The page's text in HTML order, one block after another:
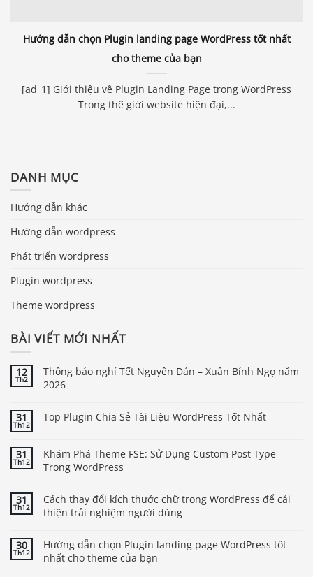
Hướng dẫn chọn Plugin landing page WordPress tốt nhất
cho theme của bạn
[ad_1] Giới thiệu về Plugin Landing Page trong WordPress
Trong thế giới website hiện đại,...
DANH MỤC
Hướng dẫn khác
Hướng dẫn wordpress
Phát triển wordpress
Plugin wordpress
Theme wordpress
BÀI VIẾT MỚI NHẤT
12
Th2
Thông báo nghỉ Tết Nguyên Đán – Xuân Bính Ngọ năm
2026
31
Th12
Top Plugin Chia Sẻ Tài Liệu WordPress Tốt Nhất
31
Th12
Khám Phá Theme FSE: Sử Dụng Custom Post Type
Trong WordPress
31
Th12
Cách thay đổi kích thước chữ trong WordPress để cải
thiện trải nghiệm người dùng
30
Th12
Hướng dẫn chọn Plugin landing page WordPress tốt
nhất cho theme của bạn